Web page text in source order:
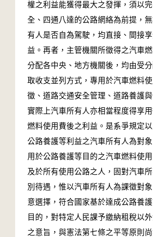
權之利益能獲得最大之發揮，須以
全、四通八達的公路網絡為前提，
有人是否自為駕駛，均直接、間接享
益。再者，主管機關所徵得之汽車
分配各中央、地方機關後，均由受
取收支並列方式，專用於汽車燃料
徵、道路交通安全管理、道路養護
實際上汽車所有人亦相當程度得享
燃料使用費後之利益。是系爭規定
公路養護等利益之汽車所有人為對
用於公路養護等目的之汽車燃料使
及於所有使用公路之人，固對汽車
別待遇，惟以汽車所有人為課徵對
意選擇，符合國家基於達成公路養
目的，對特定人民課予繳納租稅以
之意旨，與憲法第七條之平等原則尚